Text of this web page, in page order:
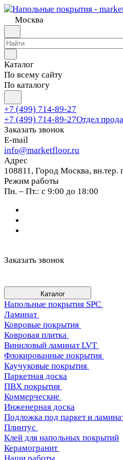
Москва
Каталог
По всему сайту
По каталогу
+7 (499) 714-89-27
+7 (499) 714-89-27Отдел
Заказать звонок
E-mail
info@marketfloor.ru
Адрес
108811, Город Москва,
Режим работы
Пн. – Пт.: с 9:00 до 18:00
Заказать звонок
Каталог
Напольные покрытия SPC
Ламинат
Ковровые покрытия
Ковровая плитка
Виниловый ламинат LVT
Флокированные покрытия
Каучуковые покрытия
Паркетная доска
ПВХ покрытия
Коммерческие
Инженерная доска
Подложка под паркет и
Плинтус
Клей для напольных покрытий
Керамогранит